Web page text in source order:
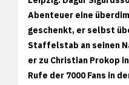
Abenteuer eine
geschenkt, er selbst
Staffelstab an seinen
er zu Christian Prokop
Rufe der 7000 Fans in